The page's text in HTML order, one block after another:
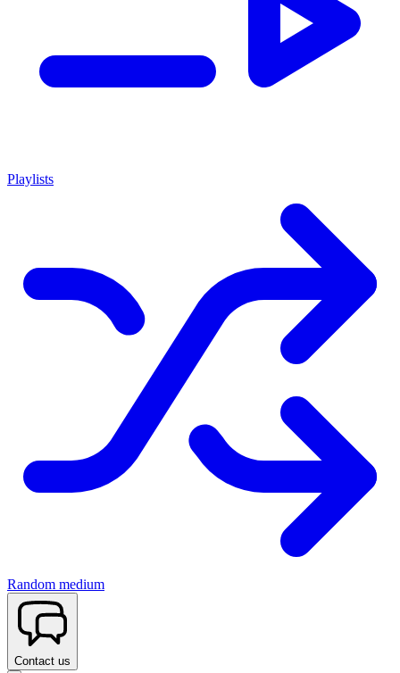
Playlists
Random medium
Contact us